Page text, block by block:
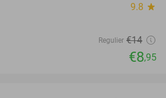
9.8 star
Regulier €14
€8,95